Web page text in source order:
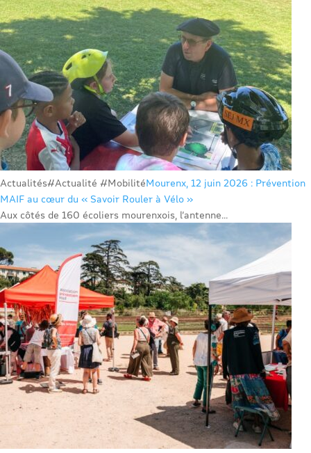
Actualités#Actualité #MobilitéMourenx, 12 juin 2026 : Prévention
MAIF au cœur du « Savoir Rouler à Vélo »
Aux côtés de 160 écoliers mourenxois, l’antenne...